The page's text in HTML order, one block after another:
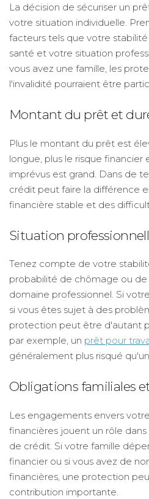
La décision de sécuriser un
votre situation individuelle.
facteurs tels que votre
santé et votre situation
vous avez une famille, les
l'invalidité pourraient être
Montant du prêt et
Plus le montant du prêt est
longue, plus le risque
imprévus est grand. Dans de
crédit peut faire la différence
financière stable et des
Situation
Tenez compte de votre
probabilité de chômage ou
domaine professionnel. Si
si vous êtes sujet à des
protection peut être d'autant
par exemple, un prêt pour
généralement plus risqué
Obligations familiales
Les engagements envers
financières jouent un rôle
de crédit. Si votre famille
financier ou si vous avez de
financières, une protection
contribution importante.